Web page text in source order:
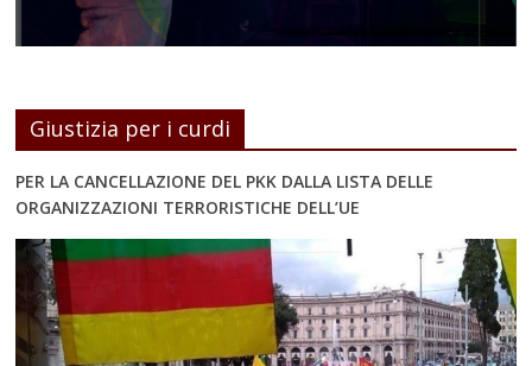
Giustizia per i curdi
PER LA CANCELLAZIONE DEL PKK DALLA LISTA DELLE
ORGANIZZAZIONI TERRORISTICHE DELL’UE